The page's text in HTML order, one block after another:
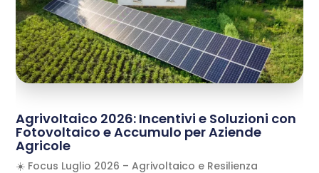
Agrivoltaico 2026: Incentivi e Soluzioni con
Fotovoltaico e Accumulo per Aziende
Agricole
☀️ Focus Luglio 2026 – Agrivoltaico e Resilienza